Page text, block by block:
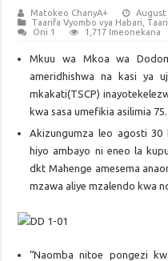
Matokeo ChanyA+
August
Taarifa Vyombo vya Habari ,
Oni 1
1,717 Imeonekana
Mkuu wa Mkoa wa
ameridhishwa na kasi ya
mkakati(TSCP)
kwa sasa umefikia asilimia 75.
Akizungumza leo agosti 30
hiyo ambayo ni eneo la
dkt Mahenge amesema
mzawa aliye mzalendo kwa
“Naomba nitoe pongezi